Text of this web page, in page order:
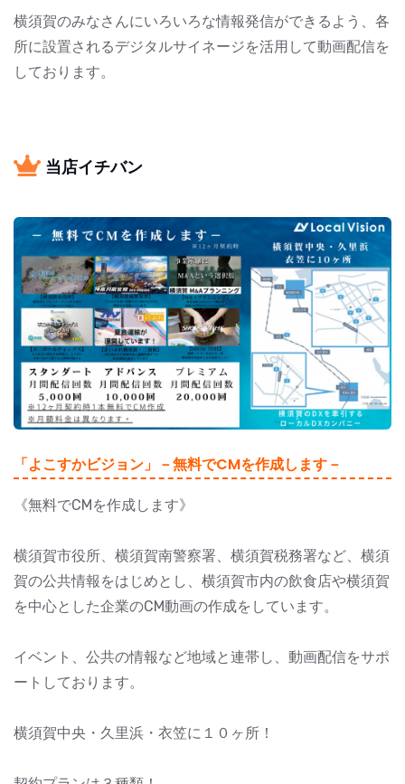
横須賀のみなさんにいろいろな情報発信ができるよう、各
所に設置されるデジタルサイネージを活用して動画配信を
しております。
当店イチバン
「よこすかビジョン」－無料でCMを作成します－
《無料でCMを作成します》
横須賀市役所、横須賀南警察署、横須賀税務署など、横須
賀の公共情報をはじめとし、横須賀市内の飲食店や横須賀
を中心とした企業のCM動画の作成をしています。
イベント、公共の情報など地域と連帯し、動画配信をサポ
ートしております。
横須賀中央・久里浜・衣笠に１０ヶ所！